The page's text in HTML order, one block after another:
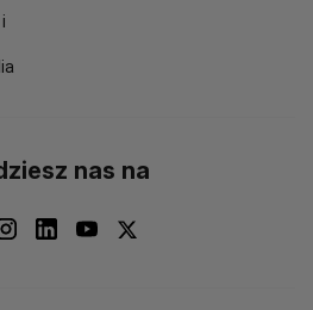
nas na